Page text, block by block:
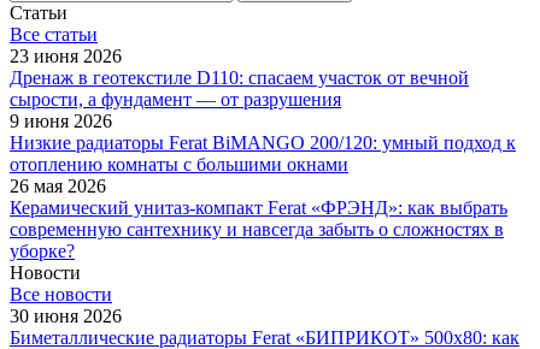
Статьи
Все cтатьи
23 июня 2026
Дренаж в геотекстиле D110: спасаем участок от вечной
сырости, а фундамент — от разрушения
9 июня 2026
Низкие радиаторы Ferat BiMANGO 200/120: умный подход к
отоплению комнаты с большими окнами
26 мая 2026
Керамический унитаз-компакт Ferat «ФРЭНД»: как выбрать
современную сантехнику и навсегда забыть о сложностях в
уборке?
Новости
Все новости
30 июня 2026
Биметаллические радиаторы Ferat «БИПРИКОТ» 500x80: как